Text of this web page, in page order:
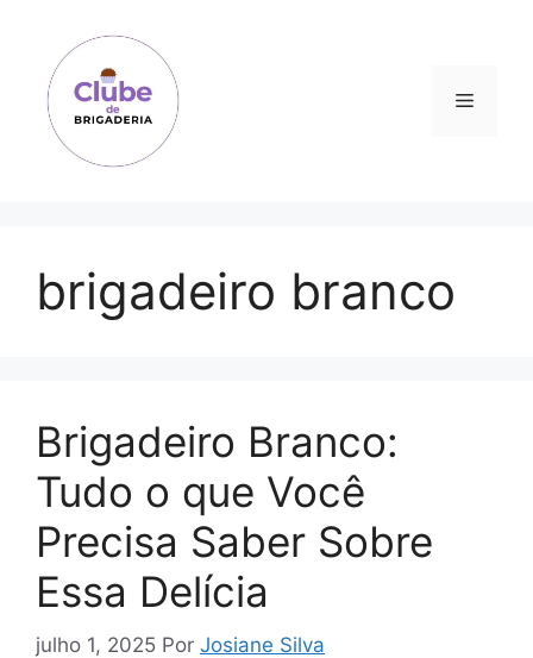
conteúdo
Menu
brigadeiro branco
Brigadeiro Branco:
Tudo o que Você
Precisa Saber Sobre
Essa Delícia
julho 1, 2025 Por Josiane Silva